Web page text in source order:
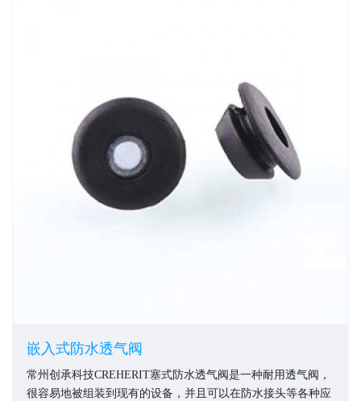
嵌入式防水透气阀
常州创承科技CREHERIT塞式防水透气阀是一种耐用透气阀，
很容易地被组装到现有的设备，并且可以在防水接头等各种应